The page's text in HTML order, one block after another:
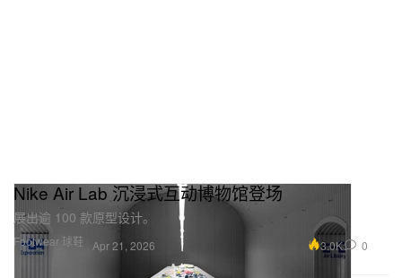
Footwear 球鞋
Nike Air Lab 沉浸式互动博物馆登场
展出逾 100 款原型设计。
Apr 21, 2026 3.0K 0